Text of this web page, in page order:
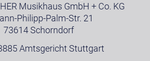
Musikhaus GmbH + Co. KG
Philipp-Palm-Str. 21
73614 Schorndorf
Amtsgericht Stuttgart